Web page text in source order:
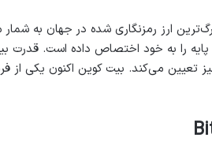
ارز رمزنگاری شده در جهان به شمار
پایه را به خود اختصاص داده است. قدرت
تعیین می‌کند. بیت کوین اکنون یکی از